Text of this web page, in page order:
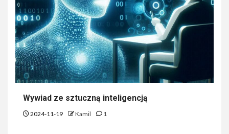
Wywiad ze sztuczną inteligencją
2024-11-19 Kamil 1